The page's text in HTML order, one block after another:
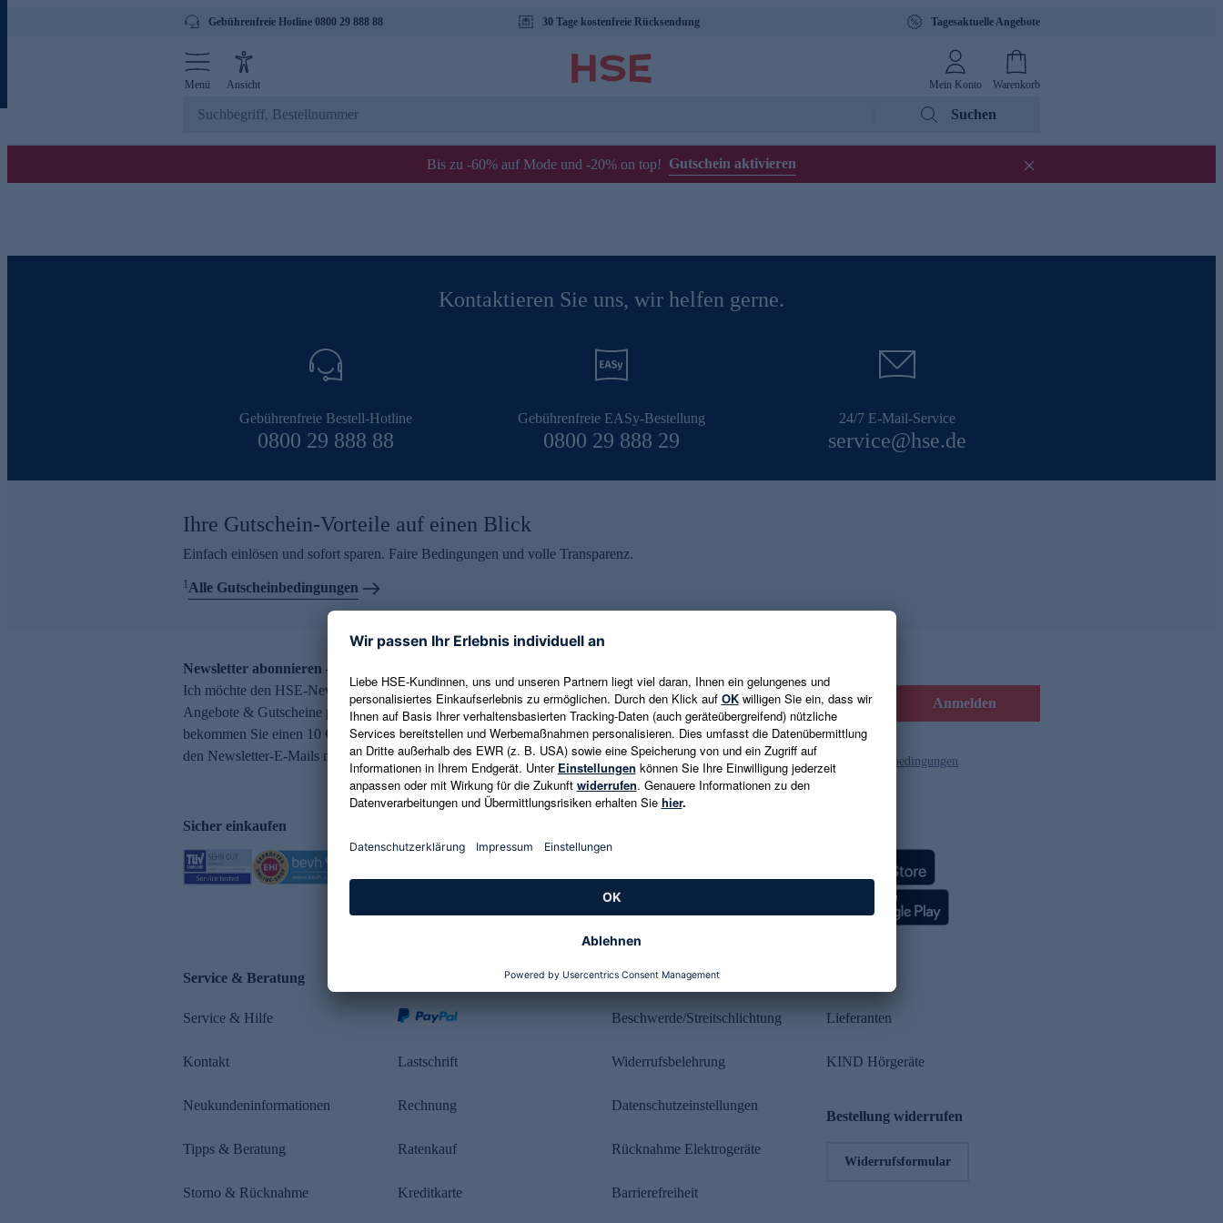
Gebührenfreie Hotline 0800 29 888 88 30 Tage kostenfreie Rücksendung Tagesaktuelle Angebote
Menü Ansicht Mein Konto Warenkorb
Suchen
Bis zu -60% auf Mode und -20% on top! Gutschein aktivieren
Kontaktieren Sie uns, wir helfen gerne.
Gebührenfreie Bestell-Hotline
0800 29 888 88
Gebührenfreie EASy-Bestellung
0800 29 888 29
24/7 E-Mail-Service
service@hse.de
Ihre Gutschein-Vorteile auf einen Blick
Einfach einlösen und sofort sparen. Faire Bedingungen und volle Transparenz.
1Alle Gutscheinbedingungen
Newsletter abonnieren – 10 € Gutschein erhalten
Ich möchte den HSE-Newsletter abonnieren und aktuelle Trends,
Angebote & Gutscheine per E-Mail erhalten. Als Dankeschön
bekommen Sie einen 10 € Gutschein. Eine Abmeldung ist jederzeit in
den Newsletter-E-Mails möglich.
E-Mail-Adresse eingeben Anmelden
Es gelten die Datenschutzrichtlinien und die Gutscheinbedingungen
Sicher einkaufen
Service & Beratung
Service & Hilfe
Kontakt
Neukundeninformationen
Tipps & Beratung
Storno & Rücknahme
Lastschrift
Rechnung
Ratenkauf
Kreditkarte
Rechtliches
Beschwerde/Streitschlichtung
Widerrufsbelehrung
Datenschutzeinstellungen
Rücknahme Elektrogeräte
Barrierefreiheit
Lieferanten
KIND Hörgeräte
Bestellung widerrufen
Widerrufsformular